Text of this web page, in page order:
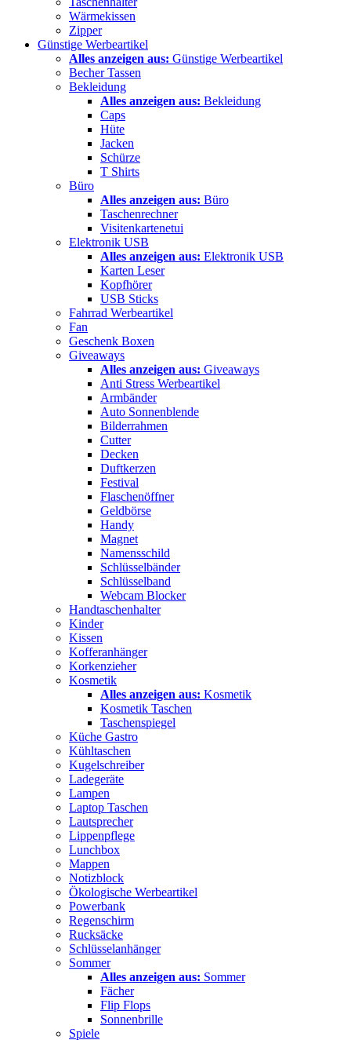
Wärmekissen
Zipper
Günstige Werbeartikel
Alles anzeigen aus: Günstige Werbeartikel
Becher Tassen
Bekleidung
Alles anzeigen aus: Bekleidung
Caps
Hüte
Jacken
Schürze
T Shirts
Büro
Alles anzeigen aus: Büro
Taschenrechner
Visitenkartenetui
Elektronik USB
Alles anzeigen aus: Elektronik USB
Karten Leser
Kopfhörer
USB Sticks
Fahrrad Werbeartikel
Fan
Geschenk Boxen
Giveaways
Alles anzeigen aus: Giveaways
Anti Stress Werbeartikel
Armbänder
Auto Sonnenblende
Bilderrahmen
Cutter
Decken
Duftkerzen
Festival
Flaschenöffner
Geldbörse
Handy
Magnet
Namensschild
Schlüsselbänder
Schlüsselband
Webcam Blocker
Handtaschenhalter
Kinder
Kissen
Kofferanhänger
Korkenzieher
Kosmetik
Alles anzeigen aus: Kosmetik
Kosmetik Taschen
Taschenspiegel
Küche Gastro
Kühltaschen
Kugelschreiber
Ladegeräte
Lampen
Laptop Taschen
Lautsprecher
Lippenpflege
Lunchbox
Mappen
Notizblock
Ökologische Werbeartikel
Powerbank
Regenschirm
Rucksäcke
Schlüsselanhänger
Sommer
Alles anzeigen aus: Sommer
Fächer
Flip Flops
Sonnenbrille
Spiele